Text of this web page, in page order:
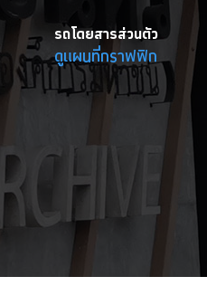
รถโดยสารส่วนตัว
ดูแผนที่กราฟฟิก